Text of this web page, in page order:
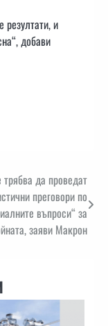
резултати, и
добави
да проведат
преговори по
въпроси“ за
заяви Макрон